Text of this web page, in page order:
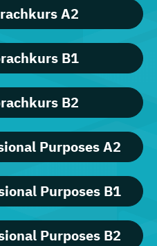
A2
B1
B2
Purposes A2
Purposes B1
Purposes B2